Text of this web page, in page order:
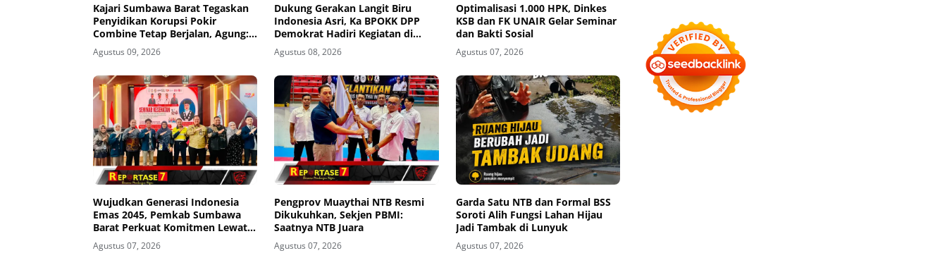
Kajari Sumbawa Barat Tegaskan
Penyidikan Korupsi Pokir
Combine Tetap Berjalan, Agung:
Tidak Ada Alasan Kasus
Dihentikan
Agustus 09, 2026
Dukung Gerakan Langit Biru
Indonesia Asri, Ka BPOKK DPP
Demokrat Hadiri Kegiatan di
Loteng
Agustus 08, 2026
Optimalisasi 1.000 HPK, Dinkes
KSB dan FK UNAIR Gelar Seminar
dan Bakti Sosial
Agustus 07, 2026
Wujudkan Generasi Indonesia
Emas 2045, Pemkab Sumbawa
Barat Perkuat Komitmen Lewat
Seminar Kesehatan 1.000 HPK
Agustus 07, 2026
Pengprov Muaythai NTB Resmi
Dikukuhkan, Sekjen PBMI:
Saatnya NTB Juara
Agustus 07, 2026
Garda Satu NTB dan Formal BSS
Soroti Alih Fungsi Lahan Hijau
Jadi Tambak di Lunyuk
Agustus 07, 2026